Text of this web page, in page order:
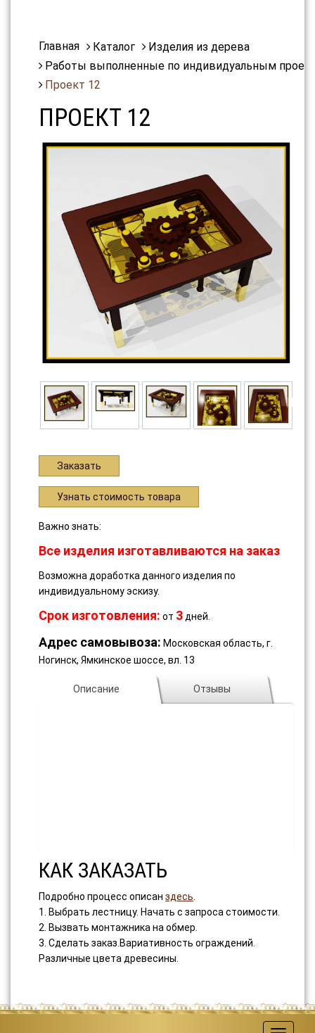
Главная Каталог
Изделия из дерева
Работы выполненные по индивидуальным
Проект 12
ПРОЕКТ 12
Заказать
Узнать стоимость товара
Важно знать:
Все изделия изготавливаются на заказ
Возможна доработка данного изделия по
индивидуальному эскизу.
Срок изготовления: от 3 дней.
Адрес самовывоза: Московская область, г.
Ногинск, Ямкинское шоссе, вл. 13
Описание Отзывы
КАК ЗАКАЗАТЬ
Подробно процесс описан здесь
1. Выбрать лестницу. Начать с запроса стоимости.
2. Вызвать монтажника на обмер.
3. Сделать заказ.Вариативность ограждений.
Различные цвета древесины.